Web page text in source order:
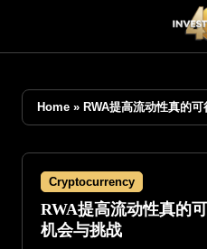
Home » RWA提高流动性真的
Cryptocurrency
RWA提高流动性真的
机会与挑战